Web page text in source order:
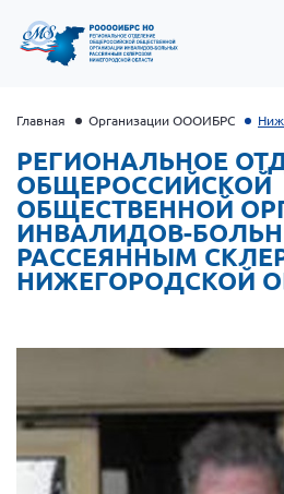
Президент Власов Я.В.
Первый вице-президент
Генеральный директор
Вице-президент Зрячева Н.В.
Главная Организации ОООИБРС
РЕГИОНАЛЬНОЕ
ОБЩЕРОССИЙСКОЙ
ОБЩЕСТВЕННОЙ
ИНВАЛИДОВ-
РАССЕЯННЫМ
НИЖЕГОРОДСКОЙ